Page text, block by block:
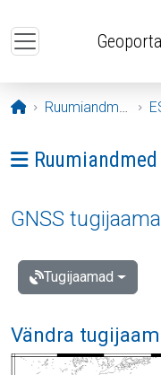
Avaleht
Ruumiandmed
Ava menüü:
Ruumiandmed
GNSS
Tugijaamad
Vändra tugijaam